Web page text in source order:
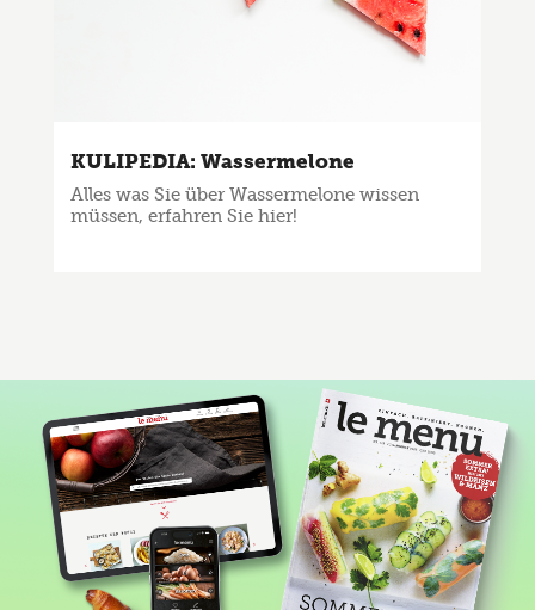
KULIPEDIA: Wassermelone
Alles was Sie über Wassermelone wissen
müssen, erfahren Sie hier!